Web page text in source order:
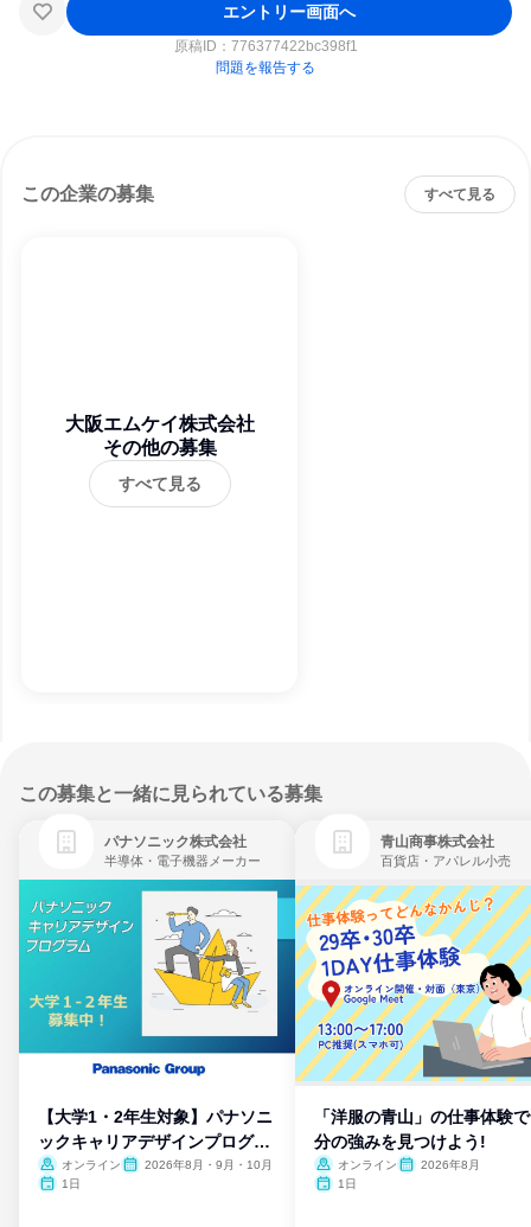
エントリー画面へ
原稿ID： 776377422bc398f1
問題を報告する
この企業の募集 すべて見る
大阪エムケイ株式会社
その他の募集
すべて見る
この募集と一緒に見られている募集
パナソニック株式会社
半導体・電子機器メーカー
【大学1・2年生対象】パナソニ
ックキャリアデザインプログラ
ム
オンライン
2026年8月・9月・10月
1日
青山商事株式会社
百貨店・アパレル小売
「洋服の青山」の仕事体験
分の強みを見つけよう!
オンライン
2026年8月
1日